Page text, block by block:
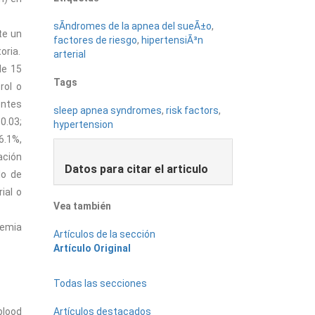
un
15
o
de
o
sÃ­ndromes de la apnea del sueÃ±o,
factores de riesgo, hipertensiÃ³n
arterial
Tags
sleep apnea syndromes, risk factors,
hypertension
Datos para citar el articulo
Vea también
Artículos de la sección
Artículo Original
Todas las secciones
Artículos destacados